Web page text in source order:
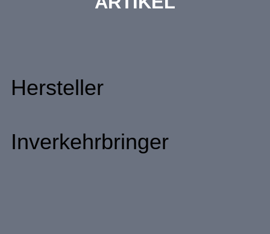
Hersteller
Inverkehrbringer